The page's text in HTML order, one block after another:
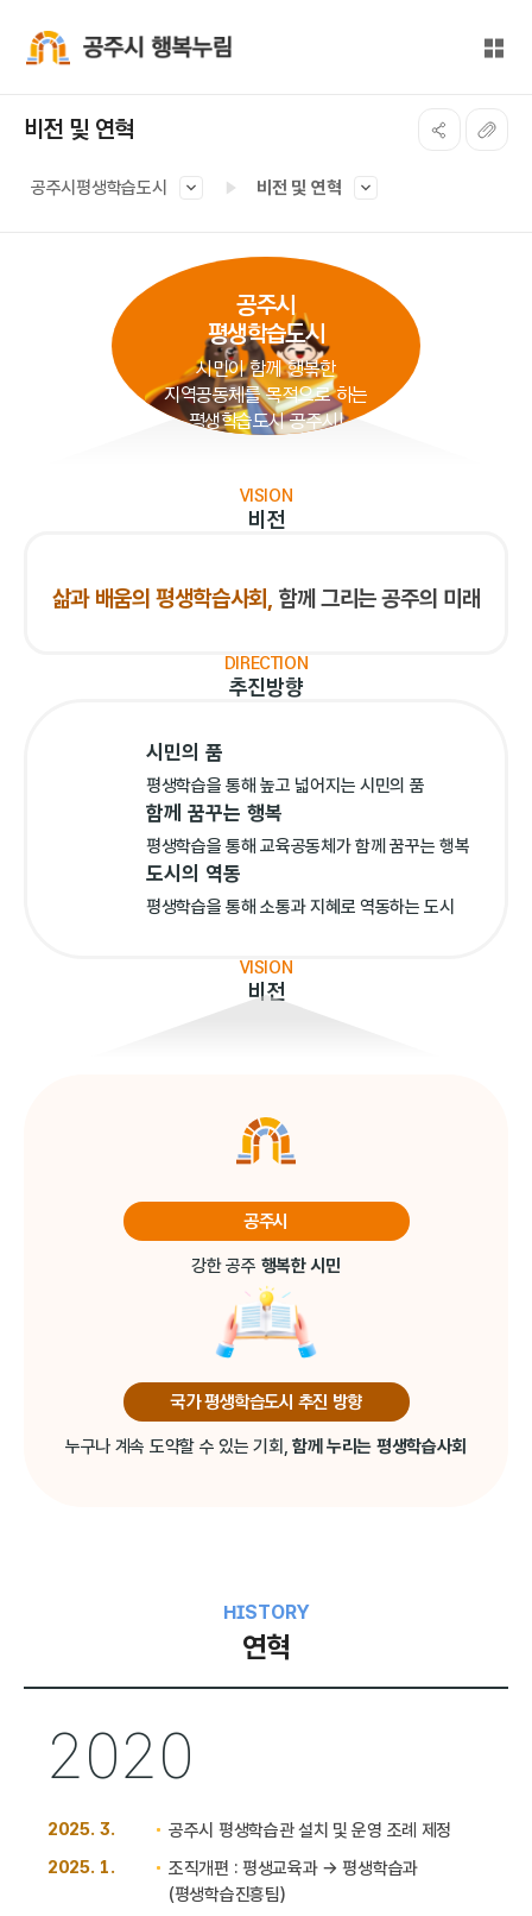
전체
비전 및 연혁
공주시평생학습도시 비전 및 연혁
공주시
평생학습도시
시민이 함께 행복한
지역공동체를 목적으로 하는
평생학습도시 공주시!
VISION
비전
삶과 배움의 평생학습사회, 함께 그리는 공주의 미래
DIRECTION
추진방향
시민의 품
평생학습을 통해 높고 넓어지는 시민의 품
함께 꿈꾸는 행복
평생학습을 통해 교육공동체가 함께 꿈꾸는 행복
도시의 역동
평생학습을 통해 소통과 지혜로 역동하는 도시
VISION
비전
공주시
강한 공주 행복한 시민
국가 평생학습도시 추진 방향
누구나 계속 도약할 수 있는 기회, 함께 누리는 평생학습사회
HISTORY
연혁
2020
2025. 3.
공주시 평생학습관 설치 및 운영 조례 제정
2025. 1.
조직개편 : 평생교육과 → 평생학습과
(평생학습진흥팀)